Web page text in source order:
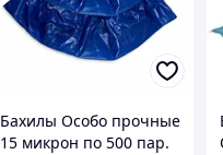
Бахилы Особо прочные
15 микрон по 500 пар.